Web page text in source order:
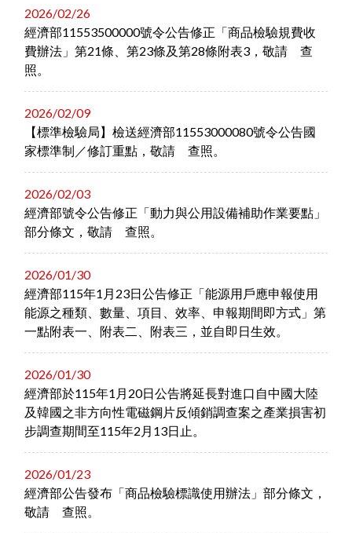
2026/02/26
經濟部11553500000號令公告修正「商品檢驗規費收
費辦法」第21條、第23條及第28條附表3，敬請 查
照。
2026/02/09
【標準檢驗局】檢送經濟部11553000080號令公告國
家標準制／修訂重點，敬請 查照。
2026/02/03
經濟部號令公告修正「動力與公用設備補助作業要點」
部分條文，敬請 查照。
2026/01/30
經濟部115年1月23日公告修正「能源用戶應申報使用
能源之種類、數量、項目、效率、申報期間即方式」第
一點附表一、附表二、附表三，並自即日生效。
2026/01/30
經濟部於115年1月20日公告將延長對進口自中國大陸
及韓國之非方向性電磁鋼片反傾銷調查案之產業損害初
步調查期間至115年2月13日止。
2026/01/23
經濟部公告發布「商品檢驗標識使用辦法」部分條文，
敬請 查照。